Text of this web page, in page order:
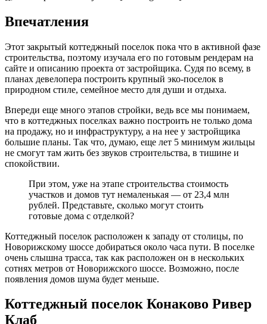
Впечатления
Этот закрытый коттеджный поселок пока что в активной фазе
строительства, поэтому изучала его по готовым рендерам на
сайте и описанию проекта от застройщика. Судя по всему, в
планах девелопера построить крупный эко-поселок в
природном стиле, семейное место для души и отдыха.
Впереди еще много этапов стройки, ведь все мы понимаем,
что в коттеджных поселках важно построить не только дома
на продажу, но и инфраструктуру, а на нее у застройщика
большие планы. Так что, думаю, еще лет 5 минимум жильцы
не смогут там жить без звуков строительства, в тишине и
спокойствии.
При этом, уже на этапе строительства стоимость
участков и домов тут немаленькая ― от 23,4 млн
рублей. Представьте, сколько могут стоить
готовые дома с отделкой?
Коттеджный поселок расположен к западу от столицы, по
Новорижскому шоссе добираться около часа пути. В поселке
очень слышна трасса, так как расположен он в нескольких
сотнях метров от Новорижского шоссе. Возможно, после
появления домов шума будет меньше.
Коттеджный поселок Конаково Ривер
Клаб